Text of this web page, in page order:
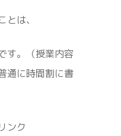
は、
す。（授業内容
通に時間割に書
ンク